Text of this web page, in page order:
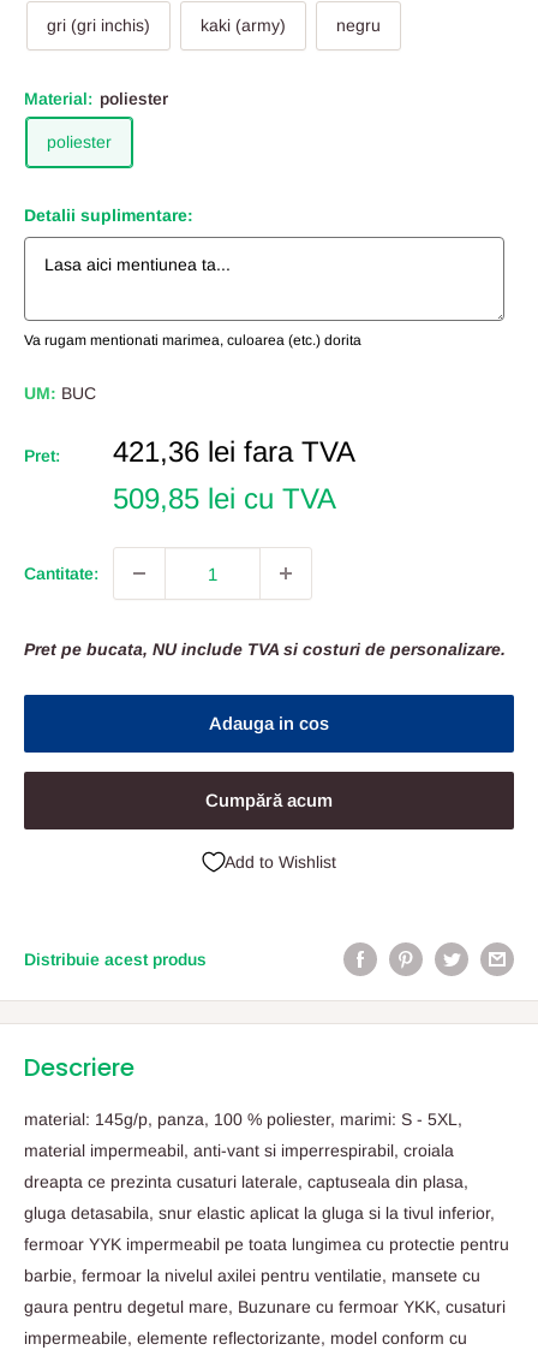
gri (gri inchis) kaki (army) negru
Material: poliester
poliester
Detalii suplimentare:
Va rugam mentionati marimea, culoarea (etc.) dorita
UM: BUC
Pret:
Pret
421,36 lei fara TVA
509,85 lei cu TVA
Cantitate:
Pret pe bucata, NU include TVA si costuri de personalizare.
Adauga in cos
Cumpără acum
Add to Wishlist
Distribuie acest produs
Descriere
material: 145g/p, panza, 100 % poliester, marimi: S - 5XL,
material impermeabil, anti-vant si imperrespirabil, croiala
dreapta ce prezinta cusaturi laterale, captuseala din plasa,
gluga detasabila, snur elastic aplicat la gluga si la tivul inferior,
fermoar YYK impermeabil pe toata lungimea cu protectie pentru
barbie, fermoar la nivelul axilei pentru ventilatie, mansete cu
gaura pentru degetul mare, Buzunare cu fermoar YKK, cusaturi
impermeabile, elemente reflectorizante, model conform cu